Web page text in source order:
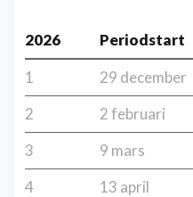
2026 Periodstart
1
29 december
2
2 februari
3
9 mars
4
13 april